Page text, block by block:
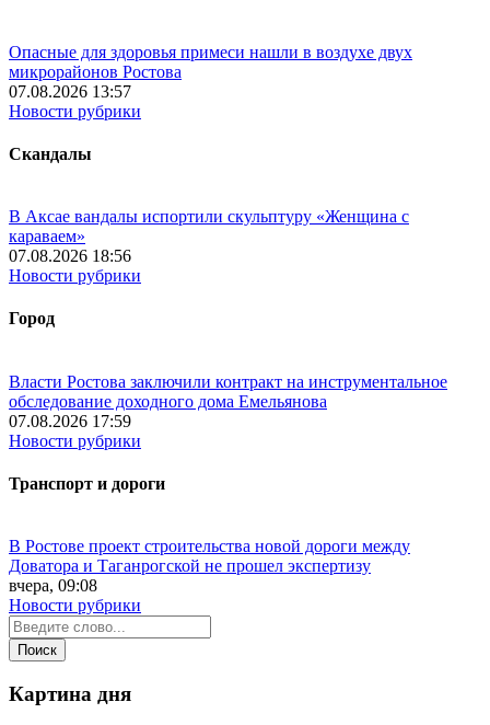
Опасные для здоровья примеси нашли в воздухе двух
микрорайонов Ростова
07.08.2026 13:57
Новости рубрики
Скандалы
В Аксае вандалы испортили скульптуру «Женщина с
караваем»
07.08.2026 18:56
Новости рубрики
Город
Власти Ростова заключили контракт на инструментальное
обследование доходного дома Емельянова
07.08.2026 17:59
Новости рубрики
Транспорт и дороги
В Ростове проект строительства новой дороги между
Доватора и Таганрогской не прошел экспертизу
вчера, 09:08
Новости рубрики
Картина дня